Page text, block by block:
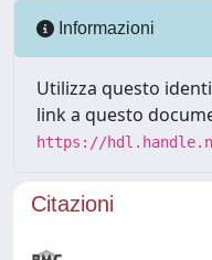
Informazioni
Utilizza questo
link a questo
https://
Citazioni